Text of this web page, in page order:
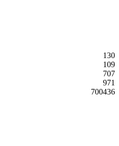
130
109
707
971
700436